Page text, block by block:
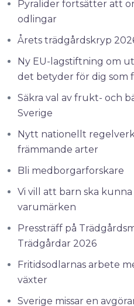
Pyralider fortsätter att
odlingar
Årets trädgårdskryp
Ny EU-lagstiftning om
det betyder för dig som
Säkra val av frukt- och
Sverige
Nytt nationellt regelverk
främmande arter
Bli medborgarforskare
Vi vill att barn ska
varumärken
Pressträff på
Trädgårdar 2026
Fritidsodlarnas arbete
växter
Sverige missar en